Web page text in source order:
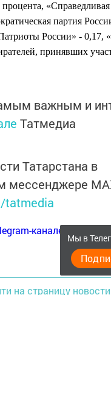
партия
России» - 0,17,
принявших
важным и
Татмедиа
Татарстана в
мессенджере
tatmedia
канале
на страницу новости
Мы в